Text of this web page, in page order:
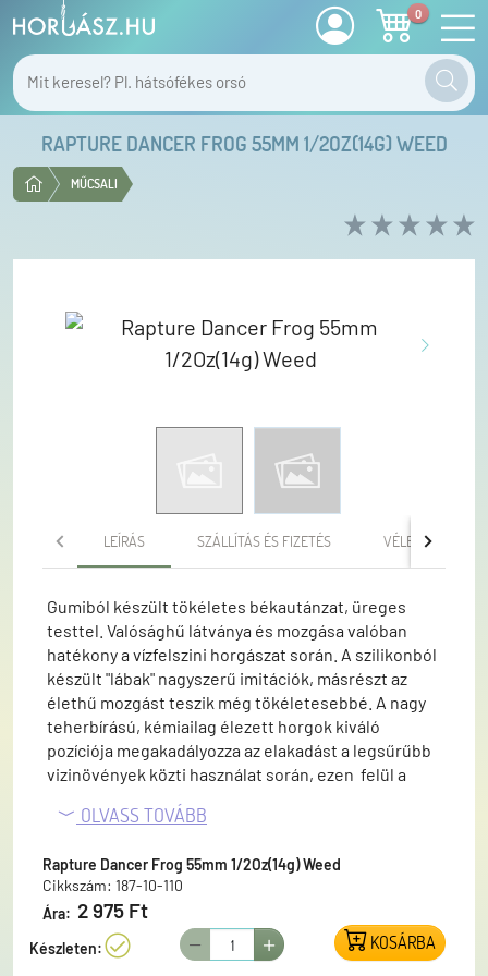
0
RAPTURE DANCER FROG 55MM 1/2OZ(14G) WEED
MŰCSALI
LEÍRÁS SZÁLLÍTÁS ÉS FIZETÉS VÉLEMÉNYEK
Gumiból készült tökéletes békautánzat, üreges
testtel. Valósághű látványa és mozgása valóban
hatékony a vízfelszini horgászat során. A szilikonból
készült "lábak" nagyszerű imitációk, másrészt az
élethű mozgást teszik még tökéletesebbé. A nagy
teherbírású, kémiailag élezett horgok kiváló
pozíciója megakadályozza az elakadást a legsűrűbb
vizinövények közti használat során, ezen felül a
területeken is. A kimagasló hatás édekében a
meg csak a látvánnyal. A kapásra ingerlő csörgő
hangot is rejtettek a béka hasába. Természetesen
ez eltávolítható, ezzel növelve az esetlegesen
nagyobb felhajtóerőt és a felszíni láthatóságot. Mivel
zárható a béka "gyomra" akár vizzel is feltölthető ami
OLVASS TOVÁBB
Rapture Dancer Frog 55mm 1/2Oz(14g) Weed
Cikkszám: 187-10-110
Ára: 2 975 Ft
Készleten: KOSÁRBA